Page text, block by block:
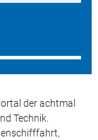
der achtmal
Technik.